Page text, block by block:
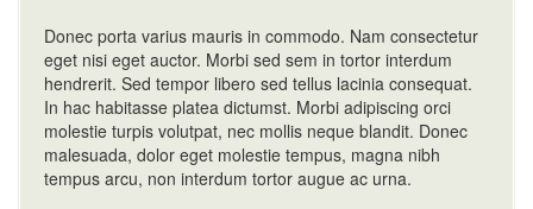
Donec porta varius mauris in commodo. Nam consectetur
eget nisi eget auctor. Morbi sed sem in tortor interdum
hendrerit. Sed tempor libero sed tellus lacinia consequat.
In hac habitasse platea dictumst. Morbi adipiscing orci
molestie turpis volutpat, nec mollis neque blandit. Donec
malesuada, dolor eget molestie tempus, magna nibh
tempus arcu, non interdum tortor augue ac urna.